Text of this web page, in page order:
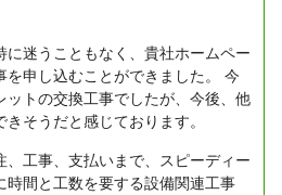
に迷うこともなく、貴社ホームペー
申し込むことができました。
今
ットの交換工事でしたが、今後、他
そうだと感じております。
、工事、支払いまで、スピーディー
時間と工数を要する設備関連工事